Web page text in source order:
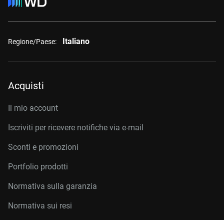
Regione/Paese: Italiano
Acquisti
Il mio account
Iscriviti per ricevere notifiche via e-mail
Sconti e promozioni
Portfolio prodotti
Normativa sulla garanzia
Normativa sui resi